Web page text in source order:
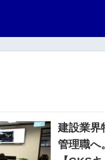
建設業界
管理職へ